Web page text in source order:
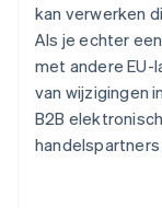
kan verwerken
Als je echter
met andere EU-
van wijzigingen
B2B
Australië